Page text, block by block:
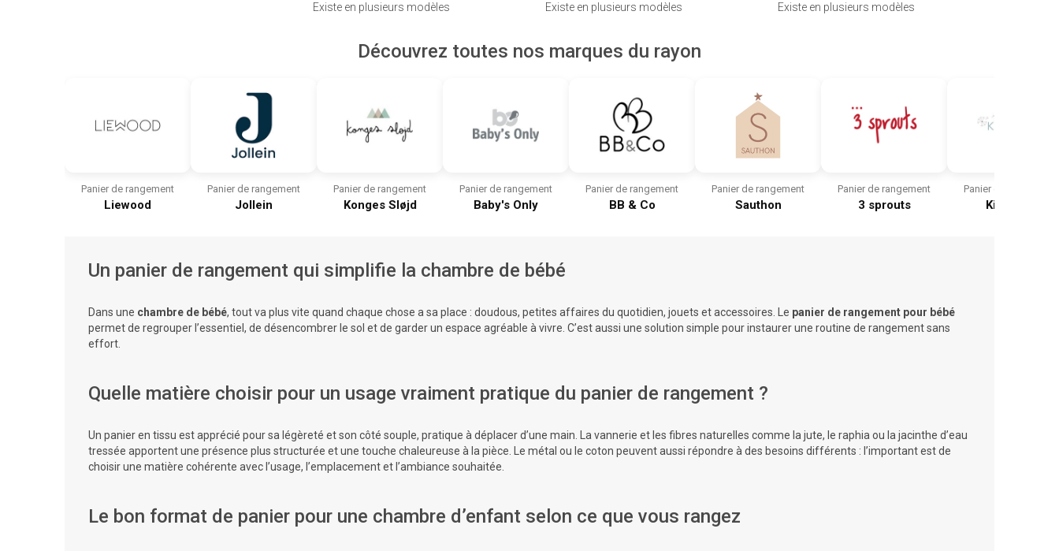
Existe en plusieurs modèles Existe en plusieurs modèles Existe en plusieurs modèles
Découvrez toutes nos marques du rayon
Panier de rangement
Liewood
Panier de rangement
Jollein
Panier de rangement
Konges Sløjd
Panier de rangement
Baby's Only
Panier de rangement
BB & Co
Panier de rangement
Sauthon
Panier de rangement
3 sprouts
Panier de rangement
Kindsgut
Un panier de rangement qui simplifie la chambre de bébé
Dans une chambre de bébé, tout va plus vite quand chaque chose a sa place : doudous, petites affaires du quotidien, jouets et accessoires. Le panier de rangement pour bébé
permet de regrouper l’essentiel, de désencombrer le sol et de garder un espace agréable à vivre. C’est aussi une solution simple pour instaurer une routine de rangementsans
effort.
Quelle matière choisir pour un usage vraiment pratique du panier de rangement ?
Un panier en tissu est apprécié pour sa légèreté et son côté souple, pratique à déplacer d’une main. La vannerie et les fibres naturelles comme la jute, le raphia ou la jacinthe d’eau
tressée apportent une présence plus structurée et une touche chaleureuse à la pièce. Le métal ou le coton peuvent aussi répondre à des besoins différents : l’important est de
choisir une matière cohérente avec l’usage, l’emplacement et l’ambiance souhaitée.
Le bon format de panier pour une chambre d’enfant selon ce que vous rangez